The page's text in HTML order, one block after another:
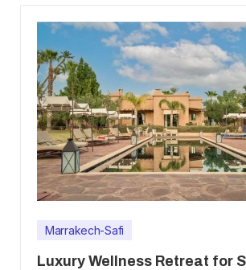
Marrakech-Safi
Luxury Wellness Retreat for